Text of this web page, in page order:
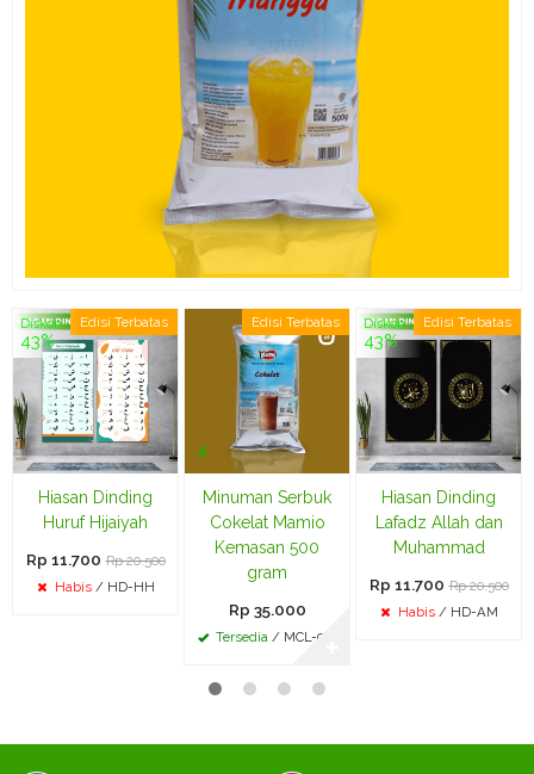
Edisi Terbatas
Diskon
43%
Hiasan Dinding
Huruf Hijaiyah
Rp 11.700 Rp 20.500
Habis/ HD-HH
Edisi Terbatas
Minuman Serbuk
Cokelat Mamio
Kemasan 500
gram
Rp 35.000
Tersedia/ MCL-003
Edisi Terbatas
Diskon
43%
Hiasan Dinding
Lafadz Allah dan
Muhammad
Rp 11.700 Rp 20.500
Habis/ HD-AM